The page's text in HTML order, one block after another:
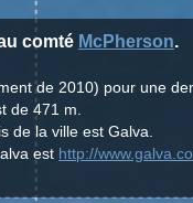
comté McPherson.
de 2010) pour une
de 471 m.
de la ville est Galva.
est http://